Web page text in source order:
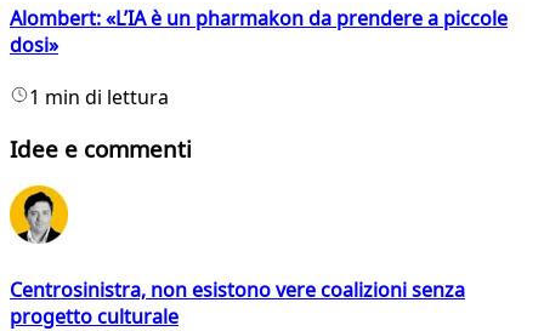
Alombert: «L’IA è un pharmakon da prendere a piccole
dosi»
1 min di lettura
Idee e commenti
Centrosinistra, non esistono vere coalizioni senza
progetto culturale